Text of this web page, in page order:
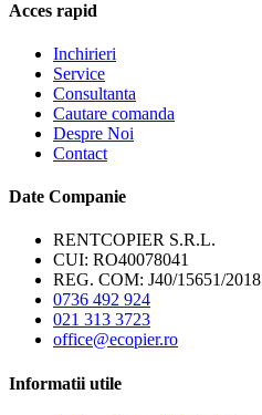
Acces rapid
Inchirieri
Service
Consultanta
Cautare comanda
Despre Noi
Contact
Date Companie
RENTCOPIER S.R.L.
CUI: RO40078041
REG. COM: J40/15651/2018
0736 492 924
021 313 3723
office@ecopier.ro
Informatii utile